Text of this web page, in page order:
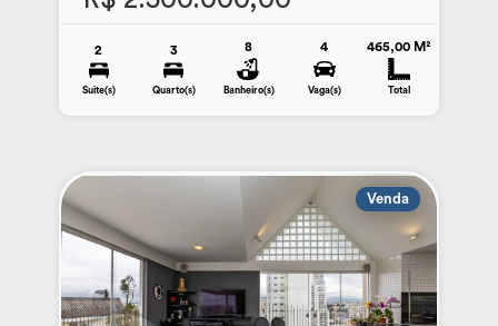
2
Suite(s)
3
Quarto(s)
8
Banheiro(s)
4
Vaga(s)
465,00 M²
Total
Venda